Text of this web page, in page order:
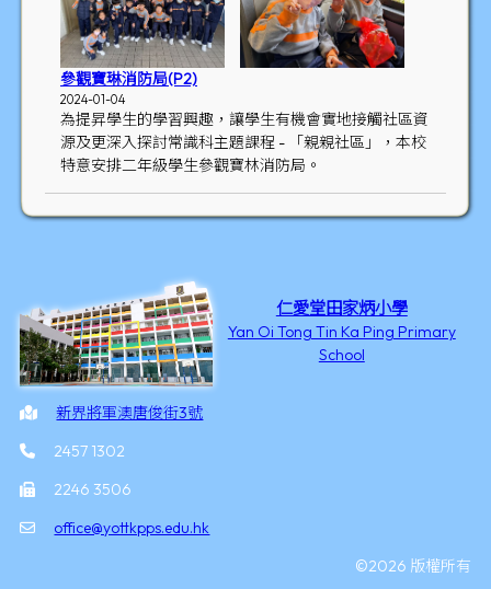
參觀寶琳消防局(P2)
2024-01-04
為提昇學生的學習興趣，讓學生有機會實地接觸社區資
源及更深入探討常識科主題課程 - 「親親社區」，本校
特意安排二年級學生參觀寶林消防局。
仁愛堂田家炳小學
Yan Oi Tong Tin Ka Ping Primary
School
新界將軍澳唐俊街3號
2457 1302
2246 3506
office@yottkpps.edu.hk
©2026 版權所有